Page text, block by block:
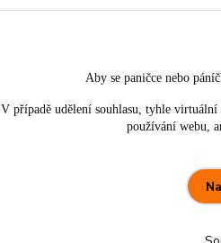
Aby se paničce nebo
V případě udělení souhlasu, tyhle virtuální
používání webu,
Perfektní